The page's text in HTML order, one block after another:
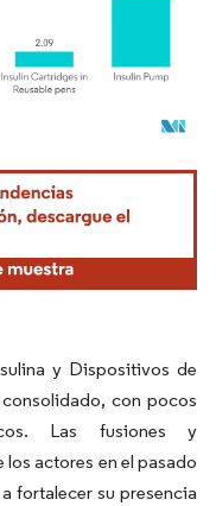
según CC BY 4.0.
y Dispositivos de
con pocos
Las fusiones y
actores en el pasado
fortalecer su presencia